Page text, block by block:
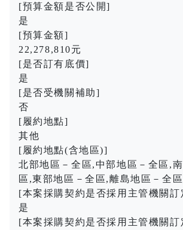
[預算金額是否公開]
是
[預算金額]
22,278,810元
[是否訂有底價]
是
[是否受機關補助]
否
[履約地點]
其他
[履約地點(含地區)]
北部地區－全區,中部地區－全區,
區,東部地區－全區,離島地區－全區
[本案採購契約是否採用主管機關訂
是
[本案採購契約是否採用主管機關訂